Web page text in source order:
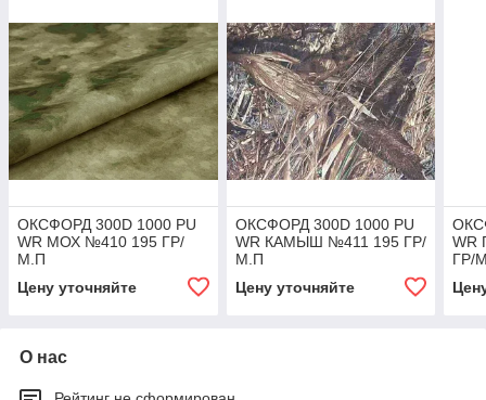
ОКСФОРД 300D 1000 PU
WR МОХ №410 195 ГР/
М.П
Цену уточняйте
ОКСФОРД 300D 1000 PU
WR КАМЫШ №411 195 ГР/
М.П
Цену уточняйте
WR
ГР/
О нас